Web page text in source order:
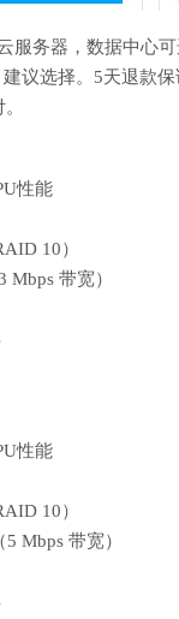
服务器，数据中心
议选择。5天退款
性能
10）
Mbps 带宽）
性能
10）
Mbps 带宽）